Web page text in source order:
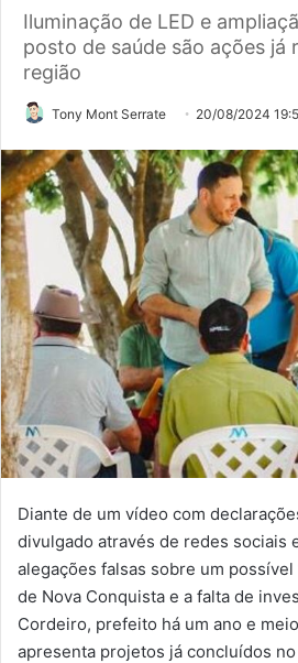
Iluminação de LED e
posto de saúde são ações já
região
Tony Mont Serrate 20/08/2024
Diante de um vídeo com
divulgado através de redes sociais
alegações falsas sobre um possível
de Nova Conquista e a falta de
Cordeiro, prefeito há um ano e
apresenta projetos já concluídos